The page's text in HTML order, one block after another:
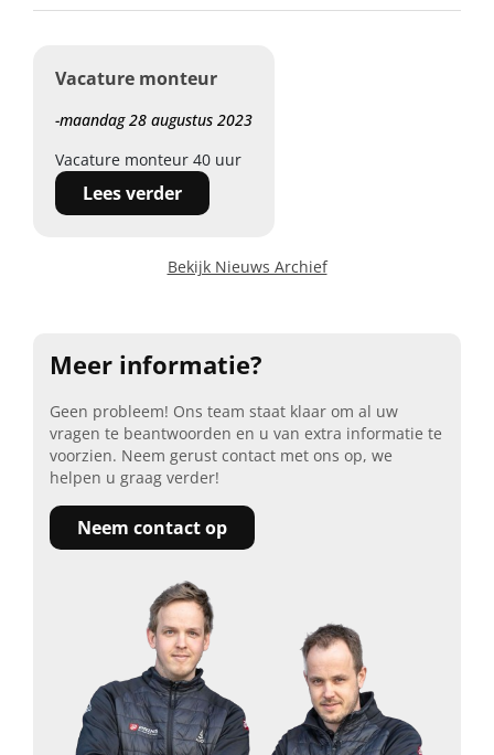
Vacature monteur
-maandag 28 augustus 2023
Vacature monteur 40 uur
Lees verder
Bekijk Nieuws Archief
Meer informatie?
Geen probleem! Ons team staat klaar om al uw
vragen te beantwoorden en u van extra informatie te
voorzien. Neem gerust contact met ons op, we
helpen u graag verder!
Neem contact op